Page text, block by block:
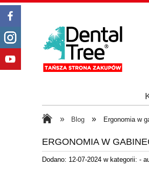
» Blog » Ergonomia w
ERGONOMIA W
Dodano: 12-07-2024 w kategorii: -